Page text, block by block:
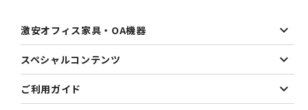
激安オフィス家具・OA機器
スペシャルコンテンツ
ご利用ガイド